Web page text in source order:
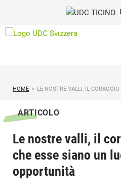
HOME > LE NOSTRE VALLI, IL CORAGGIO
ARTICOLO
Le nostre valli, il
che esse siano un
opportunità